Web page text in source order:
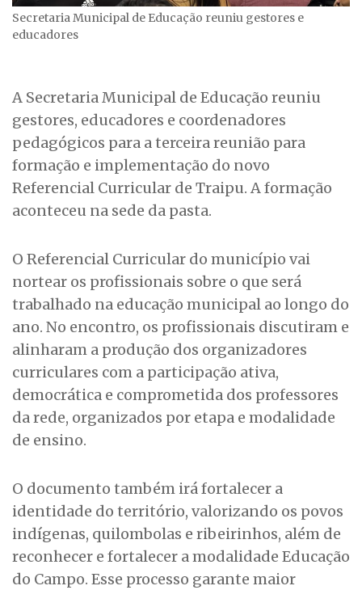
Secretaria Municipal de Educação reuniu gestores e
educadores
A Secretaria Municipal de Educação reuniu
gestores, educadores e coordenadores
pedagógicos para a terceira reunião para
formação e implementação do novo
Referencial Curricular de Traipu. A formação
aconteceu na sede da pasta.
O Referencial Curricular do município vai
nortear os profissionais sobre o que será
trabalhado na educação municipal ao longo do
ano. No encontro, os profissionais discutiram e
alinharam a produção dos organizadores
curriculares com a participação ativa,
democrática e comprometida dos professores
da rede, organizados por etapa e modalidade
de ensino.
O documento também irá fortalecer a
identidade do território, valorizando os povos
indígenas, quilombolas e ribeirinhos, além de
reconhecer e fortalecer a modalidade Educação
do Campo. Esse processo garante maior